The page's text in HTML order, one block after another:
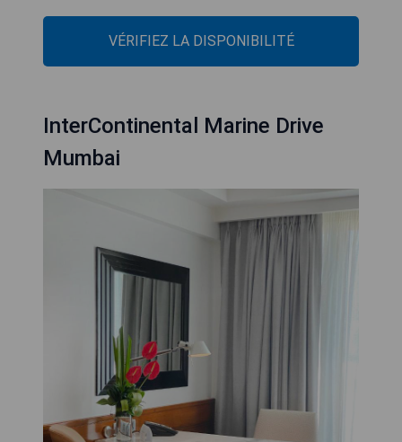
VÉRIFIEZ LA DISPONIBILITÉ
InterContinental Marine Drive
Mumbai